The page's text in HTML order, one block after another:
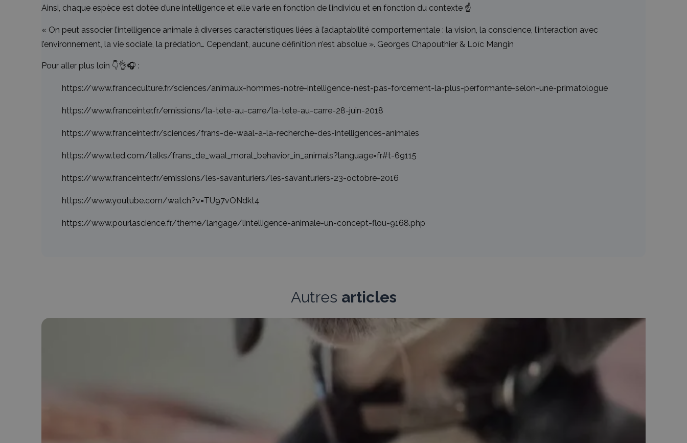
Ainsi, chaque espèce est dotée d’une intelligence et elle varie en fonction de l’individu et en fonction du contexte ☝️
« On peut associer l’intelligence animale à diverses caractéristiques liées à l’adaptabilité comportementale : la vision, la conscience, l’interaction avec
l’environnement, la vie sociale, la prédation… Cependant, aucune définition n’est absolue ». Georges Chapouthier & Loïc Mangin
Pour aller plus loin 👇👌🎧 :
https://www.franceculture.fr/sciences/animaux-hommes-notre-intelligence-nest-pas-forcement-la-plus-performante-selon-une-primatologue
https://www.franceinter.fr/emissions/la-tete-au-carre/la-tete-au-carre-28-juin-2018
https://www.franceinter.fr/sciences/frans-de-waal-a-la-recherche-des-intelligences-animales
https://www.ted.com/talks/frans_de_waal_moral_behavior_in_animals?language=fr#t-69115
https://www.franceinter.fr/emissions/les-savanturiers/les-savanturiers-23-octobre-2016
https://www.youtube.com/watch?v=TU97vONdkt4
https://www.pourlascience.fr/theme/langage/lintelligence-animale-un-concept-flou-9168.php
Autres articles